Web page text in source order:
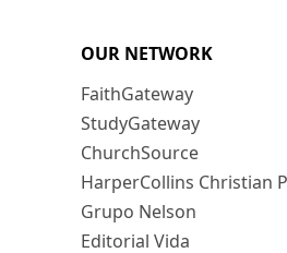
OUR NETWORK
FaithGateway
StudyGateway
ChurchSource
HarperCollins Christian
Grupo Nelson
Editorial Vida